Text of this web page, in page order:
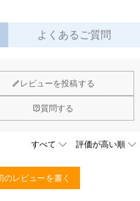
よくあるご質問
レビューを投稿する
質問する
のレビューを書く
おりますか？
の数量、デザイン、文字内容、ご
合わせください。
等はありますか？
お写真を選ぶ際に可能な限り最高